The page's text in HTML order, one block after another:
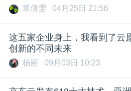
覃倩雯 04月25日 21:56
这五家企业身上，我看到了云
创新的不同未来
杨丽 09月03日 10:23